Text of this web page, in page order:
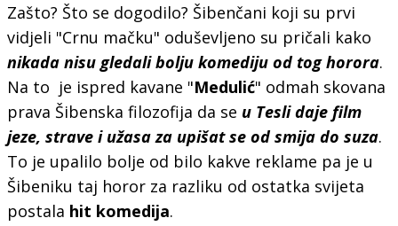
Zašto? Što se dogodilo? Šibenčani koji su prvi
vidjeli "Crnu mačku" oduševljeno su pričali kako
nikada nisu gledali bolju komediju od tog horora.
Na to je ispred kavane "Medulić" odmah skovana
prava Šibenska filozofija da se u Tesli daje film
jeze, strave i užasa za upišat se od smija do suza.
To je upalilo bolje od bilo kakve reklame pa je u
Šibeniku taj horor za razliku od ostatka svijeta
postala hit komedija.